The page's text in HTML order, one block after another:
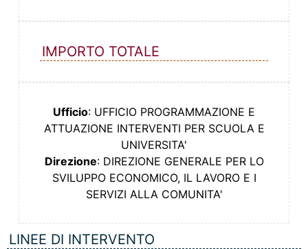
IMPORTO TOTALE
Ufficio: UFFICIO PROGRAMMAZIONE E
ATTUAZIONE INTERVENTI PER SCUOLA E
UNIVERSITA'
Direzione: DIREZIONE GENERALE PER LO
SVILUPPO ECONOMICO, IL LAVORO E I
SERVIZI ALLA COMUNITA'
LINEE DI INTERVENTO